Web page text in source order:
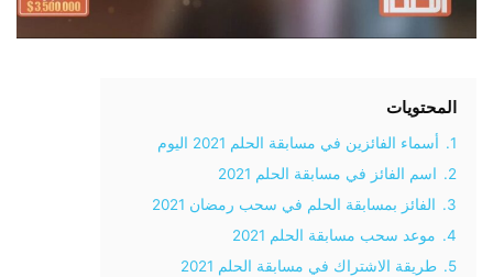
المحتويات
1.
أسماء الفائزين في مسابقة الحلم 2021 اليوم
2.
اسم الفائز في مسابقة الحلم 2021
3.
الفائز بمسابقة الحلم في سحب رمضان 2021
4.
موعد سحب مسابقة الحلم 2021
5.
طريقة الاشتراك في مسابقة الحلم 2021